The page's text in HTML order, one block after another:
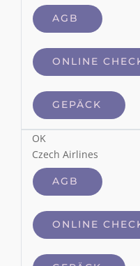
AGB
ONLINE
GEPÄCK
OK
Czech Airlines
AGB
ONLINE